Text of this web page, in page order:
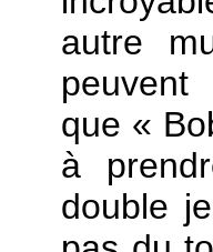
autre
que «
à
double